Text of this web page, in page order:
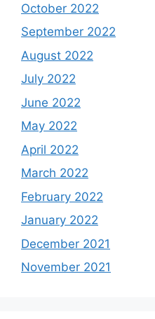
October 2022
September 2022
August 2022
July 2022
June 2022
May 2022
April 2022
March 2022
February 2022
January 2022
December 2021
November 2021